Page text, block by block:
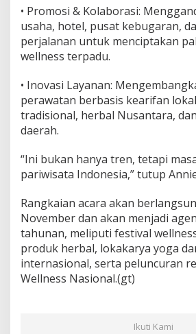
• Promosi & Kolaborasi:
usaha, hotel, pusat kebugaran,
perjalanan untuk menciptakan
wellness terpadu.
• Inovasi Layanan:
perawatan berbasis kearifan
tradisional, herbal Nusantara,
daerah.
“Ini bukan hanya tren, tetapi
pariwisata Indonesia,” tutup
Rangkaian acara akan
November dan akan menjadi
tahunan, meliputi festival
produk herbal, lokakarya yoga
internasional, serta peluncuran
Wellness Nasional.(gt)
Ikuti Kami